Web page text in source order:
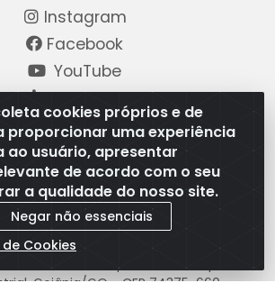
cookies próprios e de
proporcionar uma experiência
ao usuário, apresentar
de acordo com o seu
a qualidade do nosso site.
Negar não essenciais
Cookies
Instagram
Facebook
YouTube
Linkedin
de Pagamento
Automotivos LTDA - CNPJ
Goiânia/GO - CEP 74375-660